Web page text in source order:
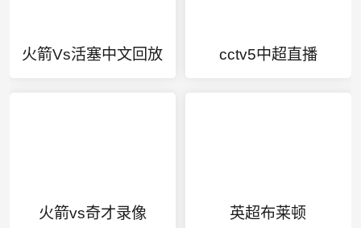
火箭Vs活塞中文回放 cctv5中超直播
火箭vs奇才录像 英超布莱顿